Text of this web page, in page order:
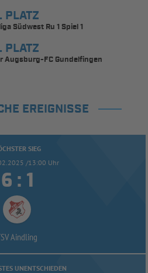
PLATZ
Südwest Ru 1 Spiel 1
PLATZ
Augsburg-FC Gundelfingen
EREIGNISSE
SIEG
/13:00 Uhr
 : 
Aindling
UNENTSCHIEDEN